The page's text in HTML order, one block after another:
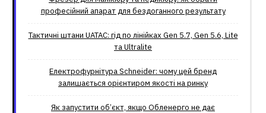
професійний апарат для бездоганного результату
Тактичні штани UATAC: гід по лінійках Gen 5.7, Gen 5.6, Lite
та Ultralite
Електрофурнітура Schneider: чому цей бренд
залишається орієнтиром якості на ринку
Як запустити об’єкт, якщо Обленерго не дає